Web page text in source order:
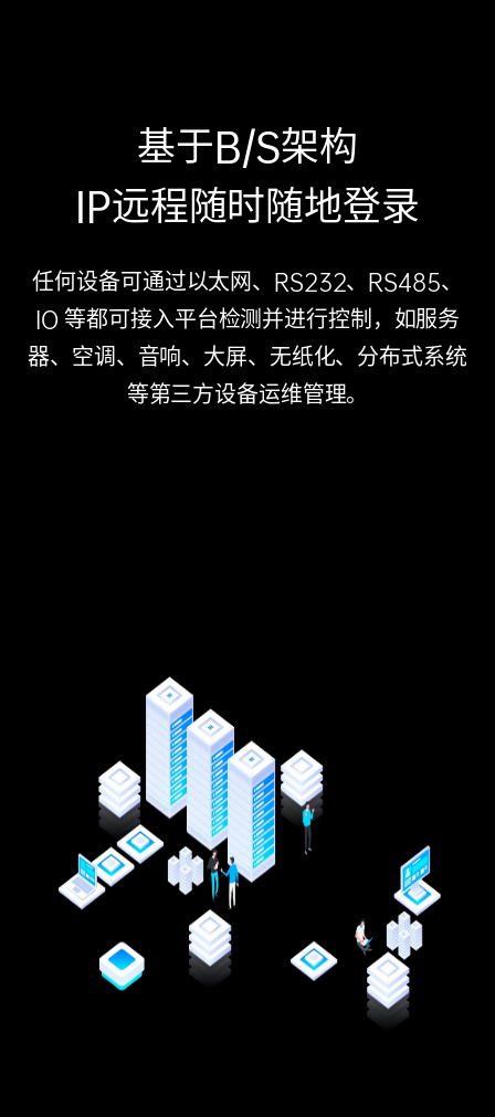
基于B/S架构
IP远程随时随地登录
任何设备可通过以太网、RS232、RS485、
IO 等都可接入平台检测并进行控制，如服务
器、空调、音响、大屏、无纸化、分布式系统
等第三方设备运维管理。